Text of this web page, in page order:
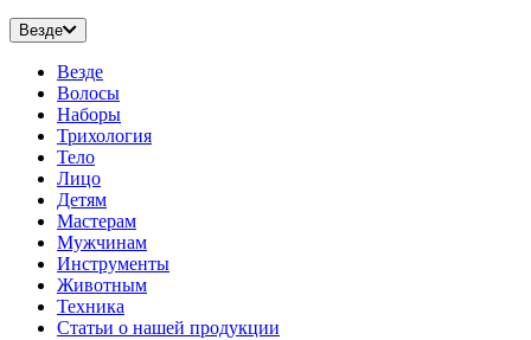
Везде
Везде
Волосы
Наборы
Трихология
Тело
Лицо
Детям
Мастерам
Мужчинам
Инструменты
Животным
Техника
Статьи о нашей продукции